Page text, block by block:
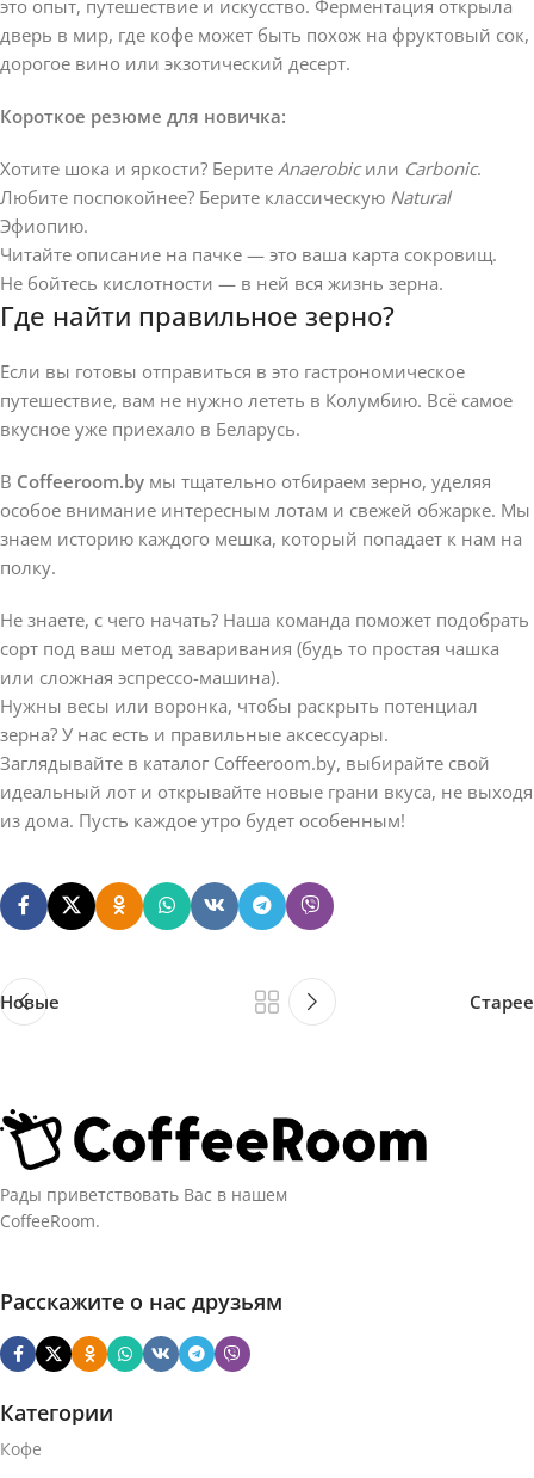
это опыт, путешествие и искусство. Ферментация открыла
дверь в мир, где кофе может быть похож на фруктовый сок,
дорогое вино или экзотический десерт.
Короткое резюме для новичка:
Хотите шока и яркости? Берите Anaerobicили Carbonic.
Любите поспокойнее? Берите классическую Natural
Эфиопию.
Читайте описание на пачке — это ваша карта сокровищ.
Не бойтесь кислотности — в ней вся жизнь зерна.
Где найти правильное зерно?
Если вы готовы отправиться в это гастрономическое
путешествие, вам не нужно лететь в Колумбию. Всё самое
вкусное уже приехало в Беларусь.
В Coffeeroom.by мы тщательно отбираем зерно, уделяя
особое внимание интересным лотам и свежей обжарке. Мы
знаем историю каждого мешка, который попадает к нам на
полку.
Не знаете, с чего начать? Наша команда поможет подобрать
сорт под ваш метод заваривания (будь то простая чашка
или сложная эспрессо-машина).
Нужны весы или воронка, чтобы раскрыть потенциал
зерна? У нас есть и правильные аксессуары.
Заглядывайте в каталог Coffeeroom.by, выбирайте свой
идеальный лот и открывайте новые грани вкуса, не выходя
из дома. Пусть каждое утро будет особенным!
Новые Старее
Рады приветствовать Вас в нашем
CoffeeRoom.
Расскажите о нас друзьям
Категории
Кофе